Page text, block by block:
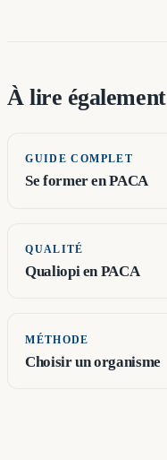
À lire également
GUIDE COMPLET
Se former en PACA
QUALITÉ
Qualiopi en PACA
MÉTHODE
Choisir un organisme